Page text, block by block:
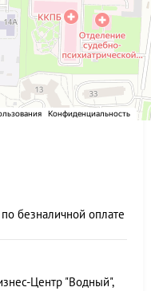
безналичной оплате
Центр "Водный",